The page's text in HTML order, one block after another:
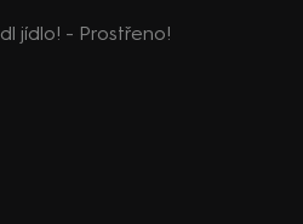
jídlo! - Prostřeno!